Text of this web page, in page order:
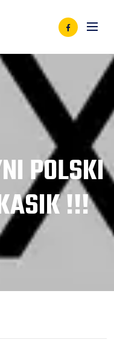
POLSKI
!!!